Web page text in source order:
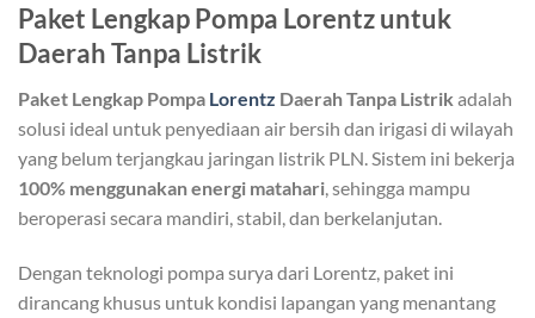
Paket Lengkap Pompa Lorentz untuk
Daerah Tanpa Listrik
Paket Lengkap Pompa Lorentz Daerah Tanpa Listrik adalah
solusi ideal untuk penyediaan air bersih dan irigasi di wilayah
yang belum terjangkau jaringan listrik PLN. Sistem ini bekerja
100% menggunakan energi matahari, sehingga mampu
beroperasi secara mandiri, stabil, dan berkelanjutan.
Dengan teknologi pompa surya dari Lorentz, paket ini
dirancang khusus untuk kondisi lapangan yang menantang